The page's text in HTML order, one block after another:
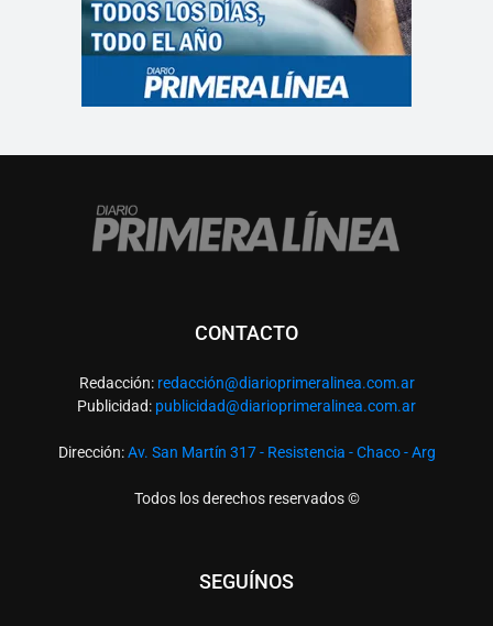
CONTACTO
Redacción: redacción@diarioprimeralinea.com.ar
Publicidad: publicidad@diarioprimeralinea.com.ar
Dirección:Av. San Martín 317 - Resistencia - Chaco - Arg
Todos los derechos reservados ©
SEGUÍNOS